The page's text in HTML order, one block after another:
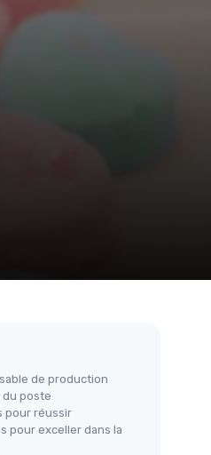
de production
du poste
pour réussir
pour exceller dans la